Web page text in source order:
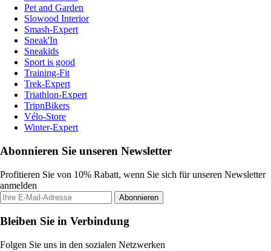
Pet and Garden
Slowood Interior
Smash-Expert
Sneak'In
Sneakids
Sport is good
Training-Fit
Trek-Expert
Triathlon-Expert
TripnBikers
Vélo-Store
Winter-Expert
Abonnieren Sie unseren Newsletter
Profitieren Sie von 10% Rabatt, wenn Sie sich für unseren Newsletter
anmelden
Abonnieren
Bleiben Sie in Verbindung
Folgen Sie uns in den sozialen Netzwerken